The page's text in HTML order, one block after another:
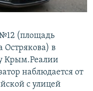
(площадь
Острякова) в
Крым.Реалии
наблюдается от
с улицей